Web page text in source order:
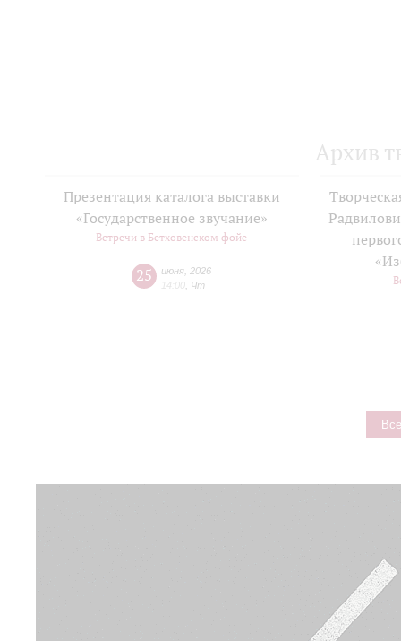
Архив
Презентация каталога выставки
«Государственное звучание»
Встречи в Бетховенском фойе
25 июня 2026
14:00 Чт